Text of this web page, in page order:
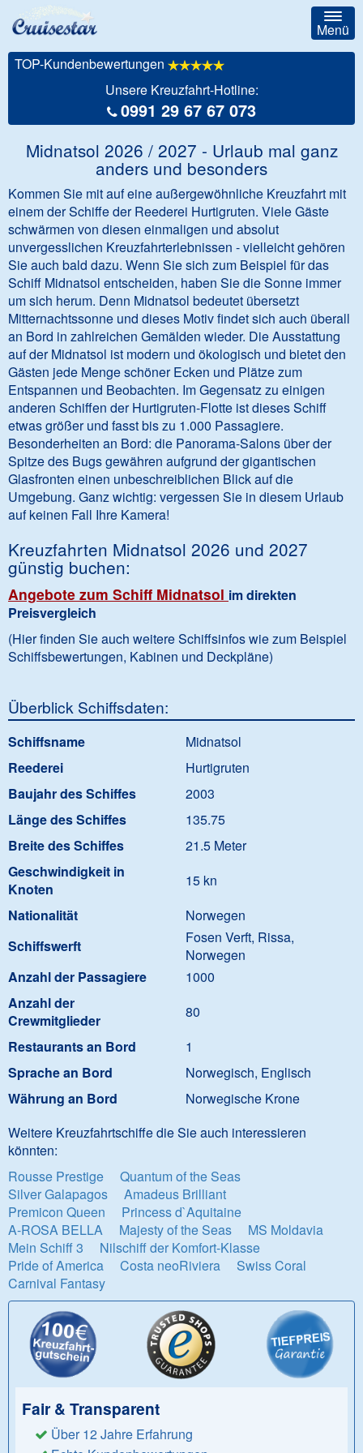
Menü
TOP-Kundenbewertungen
Unsere Kreuzfahrt-Hotline:
0991 29 67 67 073
Midnatsol 2026 / 2027 - Urlaub mal ganz
anders und besonders
Kommen Sie mit auf eine außergewöhnliche Kreuzfahrt mit
einem der Schiffe der Reederei Hurtigruten. Viele Gäste
schwärmen von diesen einmaligen und absolut
unvergesslichen Kreuzfahrterlebnissen - vielleicht gehören
Sie auch bald dazu. Wenn Sie sich zum Beispiel für das
Schiff Midnatsol entscheiden, haben Sie die Sonne immer
um sich herum. Denn Midnatsol bedeutet übersetzt
Mitternachtssonne und dieses Motiv findet sich auch überall
an Bord in zahlreichen Gemälden wieder. Die Ausstattung
auf der Midnatsol ist modern und ökologisch und bietet den
Gästen jede Menge schöner Ecken und Plätze zum
Entspannen und Beobachten. Im Gegensatz zu einigen
anderen Schiffen der Hurtigruten-Flotte ist dieses Schiff
etwas größer und fasst bis zu 1.000 Passagiere.
Besonderheiten an Bord: die Panorama-Salons über der
Spitze des Bugs gewähren aufgrund der gigantischen
Glasfronten einen unbeschreiblichen Blick auf die
Umgebung. Ganz wichtig: vergessen Sie in diesem Urlaub
auf keinen Fall Ihre Kamera!
Kreuzfahrten Midnatsol 2026 und 2027
günstig buchen:
Angebote zum Schiff Midnatsol im direkten
Preisvergleich
(Hier finden Sie auch weitere Schiffsinfos wie zum Beispiel
Schiffsbewertungen, Kabinen und Deckpläne)
Überblick Schiffsdaten:
Schiffsname
Midnatsol
Reederei
Hurtigruten
Baujahr des Schiffes
2003
Länge des Schiffes
135.75
Breite des Schiffes
21.5 Meter
Geschwindigkeit in
Knoten
15 kn
Nationalität
Norwegen
Schiffswerft
Fosen Verft, Rissa,
Norwegen
Anzahl der Passagiere
1000
Anzahl der
Crewmitglieder
80
Restaurants an Bord
1
Sprache an Bord
Norwegisch, Englisch
Währung an Bord
Norwegische Krone
Weitere Kreuzfahrtschiffe die Sie auch interessieren
könnten:
Rousse Prestige
Quantum of the Seas
Silver Galapagos
Amadeus Brilliant
Premicon Queen
Princess d`Aquitaine
A-ROSA BELLA
Majesty of the Seas
MS Moldavia
Mein Schiff 3
Nilschiff der Komfort-Klasse
Pride of America
Costa neoRiviera
Swiss Coral
Carnival Fantasy
Fair & Transparent
Über 12 Jahre Erfahrung